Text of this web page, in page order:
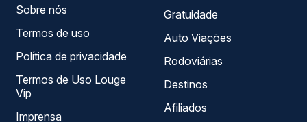
Sobre nós
Termos de uso
Política de privacidade
Termos de Uso Louge
Vip
Imprensa
Gratuidade
Auto Viações
Rodoviárias
Destinos
Afiliados